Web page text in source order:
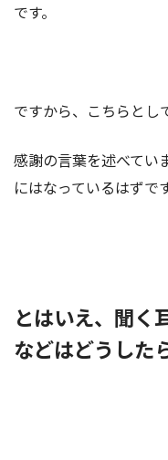
です。
ですから、こちらとし
感謝の言葉を述べてい
にはなっているはずです
とはいえ、聞く
などはどうした